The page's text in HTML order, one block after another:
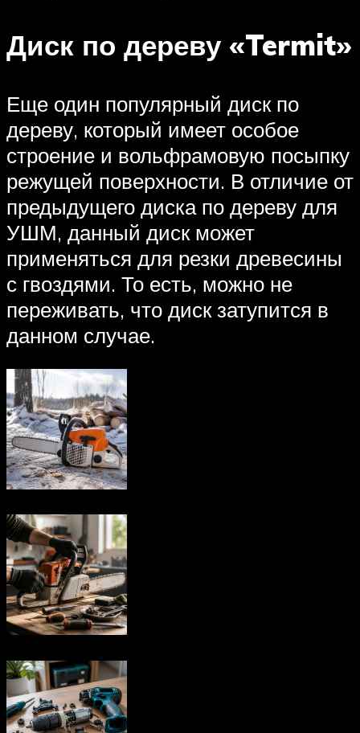
Диск по дереву «Termit»
Еще один популярный диск по
дереву, который имеет особое
строение и вольфрамовую посыпку
режущей поверхности. В отличие от
предыдущего диска по дереву для
УШМ, данный диск может
применяться для резки древесины
с гвоздями. То есть, можно не
переживать, что диск затупится в
данном случае.